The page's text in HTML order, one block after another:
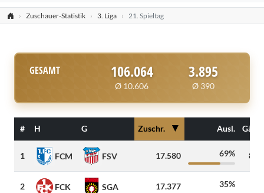
Zuschauer-Statistik 3. Liga 21. Spieltag
GESAMT 106.064
Ø 10.606
3.895
Ø 390
# H G Zuschr. ▼ Ausl. Gäste
1 FCM FSV 17.580 69% 800
2 FCK SGA 17.377 35%